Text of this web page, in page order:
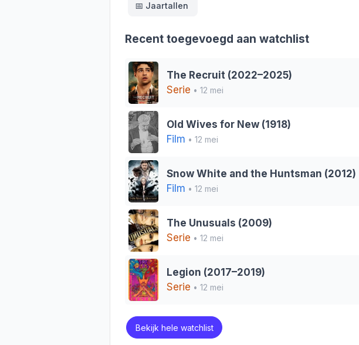
📅 Jaartallen
Recent toegevoegd aan watchlist
The Recruit (2022–2025)
Serie • 12 mei
Old Wives for New (1918)
Film • 12 mei
Snow White and the Huntsman (2012)
Film • 12 mei
The Unusuals (2009)
Serie • 12 mei
Legion (2017–2019)
Serie • 12 mei
Bekijk hele watchlist